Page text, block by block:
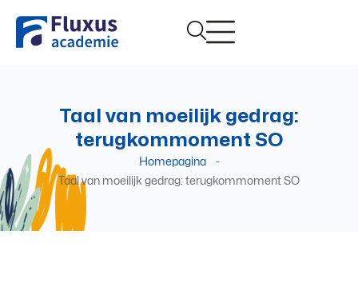
Taal van moeilijk gedrag:
terugkommoment SO
Homepagina
-
Taal van moeilijk gedrag: terugkommoment SO